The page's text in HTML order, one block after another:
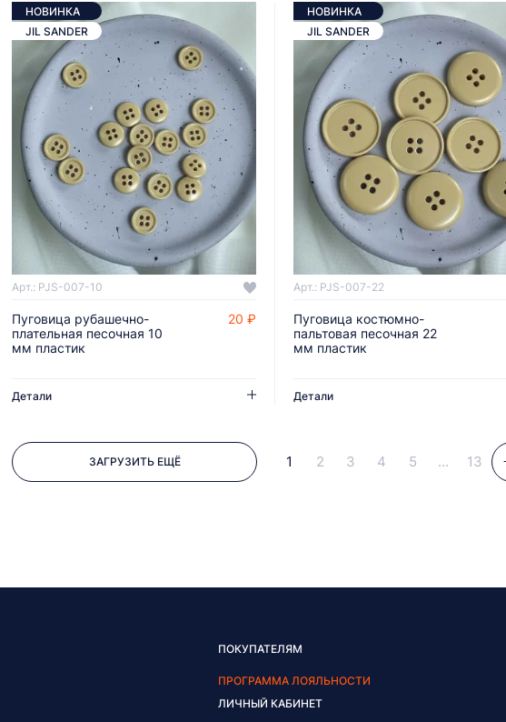
ДОБАВИТЬ В КОРЗИНУ
НОВИНКА
JIL SANDER
Арт.: PJS-007-10
Пуговица рубашечно-
плательная песочная 10
мм пластик
20 ₽
Детали
ДОБАВИТЬ В КОРЗИНУ
НОВИНКА
JIL SANDER
Арт.: PJS-007-22
Пуговица костюмно-
пальтовая песочная 22
мм пластик
Детали
ЗАГРУЗИТЬ ЕЩЁ 1 2 3 4 5 ... 13
ПОКУПАТЕЛЯМ
ПРОГРАММА ЛОЯЛЬНОСТИ
ЛИЧНЫЙ КАБИНЕТ